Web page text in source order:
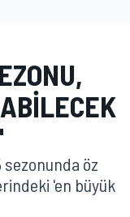
öz
'en büyük